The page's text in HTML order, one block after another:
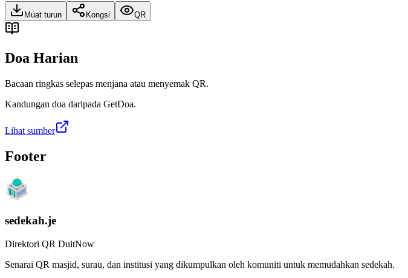
Muat turun Kongsi QR
Doa Harian
Bacaan ringkas selepas menjana atau menyemak QR.
Kandungan doa daripada GetDoa.
Lihat sumber
Footer
sedekah.je
Direktori QR DuitNow
Senarai QR masjid, surau, dan institusi yang dikumpulkan oleh komuniti untuk memudahkan sedekah.